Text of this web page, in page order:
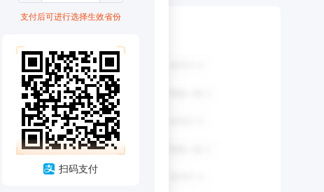
支付后可进行选择生效省份
扫码支付